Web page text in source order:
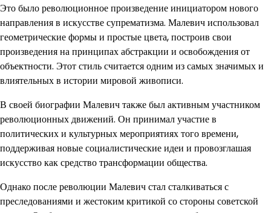
Это было революционное произведение инициатором нового
направления в искусстве супрематизма. Малевич использовал
геометрические формы и простые цвета, построив свои
произведения на принципах абстракции и освобождения от
объектности. Этот стиль считается одним из самых значимых и
влиятельных в истории мировой живописи.
В своей биографии Малевич также был активным участником
революционных движений. Он принимал участие в
политических и культурных мероприятиях того времени,
поддерживая новые социалистические идеи и провозглашая
искусство как средство трансформации общества.
Однако после революции Малевич стал сталкиваться с
преследованиями и жестоким критикой со стороны советской